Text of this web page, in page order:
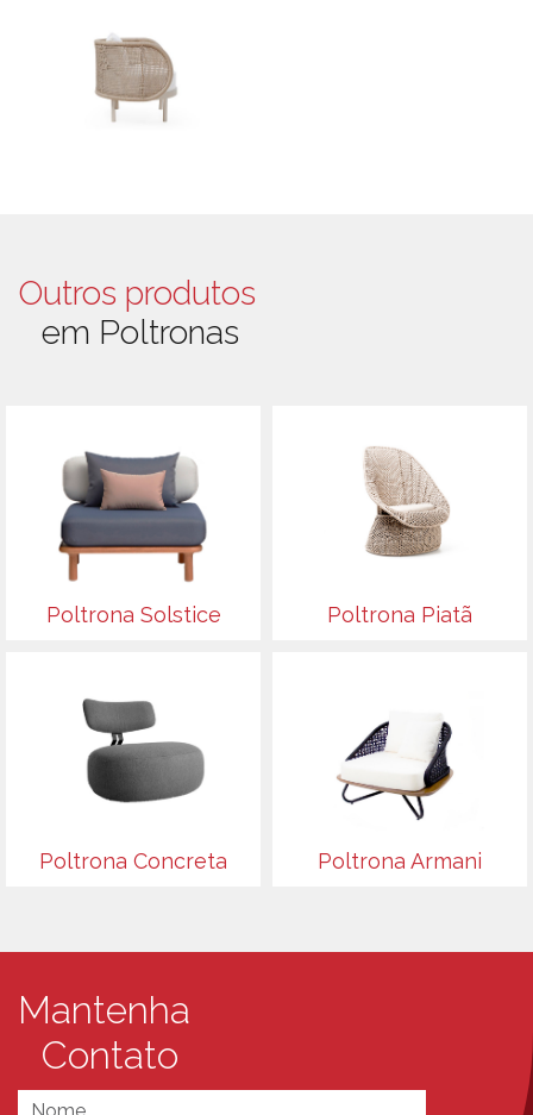
Outros produtos
em Poltronas
Poltrona Solstice Poltrona Piatã
Poltrona Concreta Poltrona Armani
Mantenha
Contato